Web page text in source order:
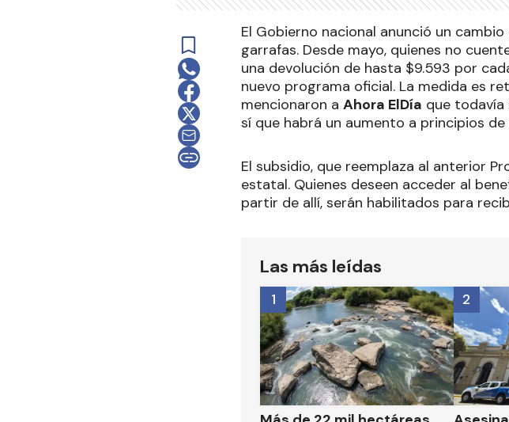
El Gobierno nacional anunció un
garrafas. Desde mayo, quienes no
una devolución de hasta $9.593 por
nuevo programa oficial. La medida es
mencionaron a Ahora ElDía que todavía
sí que habrá un aumento a principios de
El subsidio, que reemplaza al anterior
estatal. Quienes deseen acceder al
partir de allí, serán habilitados para
Las más leídas
1 2